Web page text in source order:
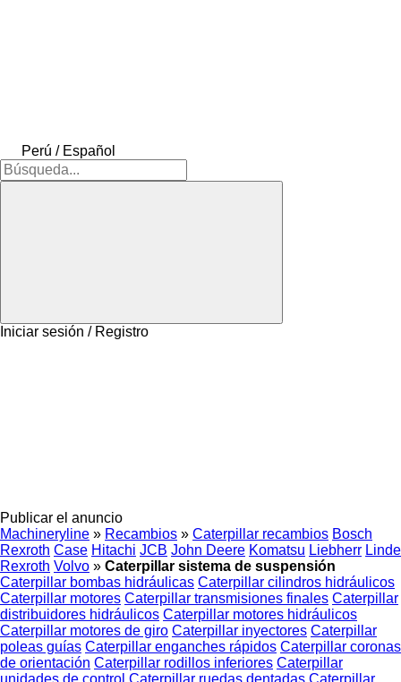
Perú / Español
Iniciar sesión / Registro
Publicar el anuncio
Machineryline » Recambios » Caterpillar recambios Bosch
Rexroth Case Hitachi JCB John Deere Komatsu Liebherr Linde
Rexroth Volvo » Caterpillar sistema de suspensión
Caterpillar bombas hidráulicas Caterpillar cilindros hidráulicos
Caterpillar motores Caterpillar transmisiones finales Caterpillar
distribuidores hidráulicos Caterpillar motores hidráulicos
Caterpillar motores de giro Caterpillar inyectores Caterpillar
poleas guías Caterpillar enganches rápidos Caterpillar coronas
de orientación Caterpillar rodillos inferiores Caterpillar
unidades de control Caterpillar ruedas dentadas Caterpillar